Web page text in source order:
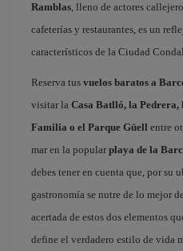
Ramblas, lleno de actores
cafeterías y restaurantes, es un
característicos de la Ciudad
Reserva tus vuelos baratos a
visitar la Casa Batlló, la Pedrera,
Familia o el Parque Güell entre
mar en la popular playa de la
debes tener en cuenta que, por su
gastronomía se nutre de lo mejor
acertada de estos dos elementos
define el verdadero estilo de vida